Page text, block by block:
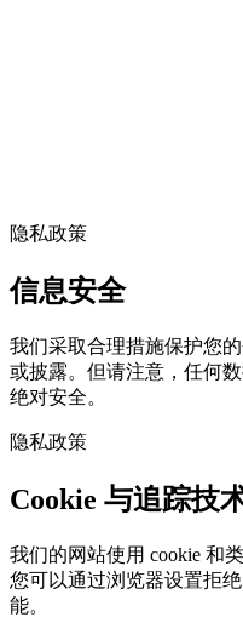
隐私政策
信息安全
我们采取合理措施保护您
或披露。但请注意，任何
绝对安全。
隐私政策
Cookie 与追踪技
我们的网站使用 cookie 和
您可以通过浏览器设置拒
能。